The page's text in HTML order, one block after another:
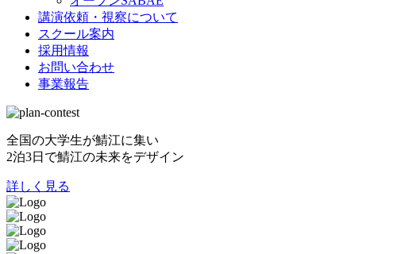
講演依頼・視察について
スクール案内
採用情報
お問い合わせ
事業報告
全国の大学生が鯖江に集い
2泊3日で鯖江の未来をデザイン
詳しく見る